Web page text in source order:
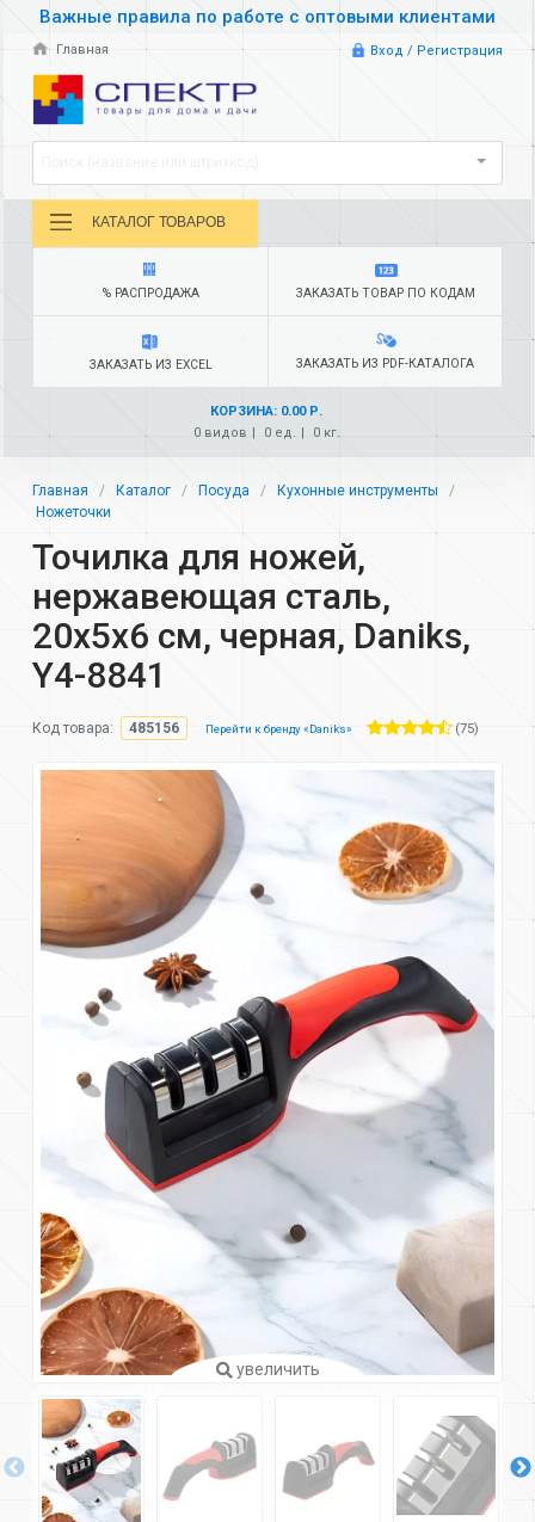
Важные правила по работе с оптовыми клиентами
Главная Вход / Регистрация
КАТАЛОГ ТОВАРОВ
% РАСПРОДАЖА ЗАКАЗАТЬ ТОВАР ПО КОДАМ
ЗАКАЗАТЬ ИЗ EXCEL ЗАКАЗАТЬ ИЗ PDF-КАТАЛОГА
КОРЗИНА: 0.00 Р.
0 видов
0 ед. 0 кг.
Главная Каталог Посуда
Кухонные инструменты
Ножеточки
Точилка для ножей,
нержавеющая сталь,
20х5х6 см, черная, Daniks,
Y4-8841
Код товара: 485156 Перейти к бренду «Daniks» (75)
увеличить